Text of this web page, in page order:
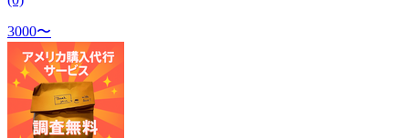
3000〜